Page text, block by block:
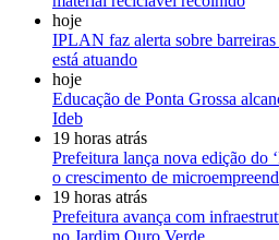
hoje
IPLAN faz alerta sobre barreiras
está atuando
hoje
Educação de Ponta Grossa
Ideb
19 horas atrás
Prefeitura lança nova edição do
o crescimento de
19 horas atrás
Prefeitura avança com
no Jardim Ouro Verde